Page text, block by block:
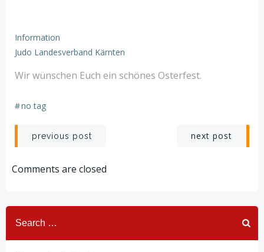
Information
Judo Landesverband Kärnten
Wir wünschen Euch ein schönes Osterfest.
#no tag
Post
navigation
previous post next post
Comments are closed
Search
for: